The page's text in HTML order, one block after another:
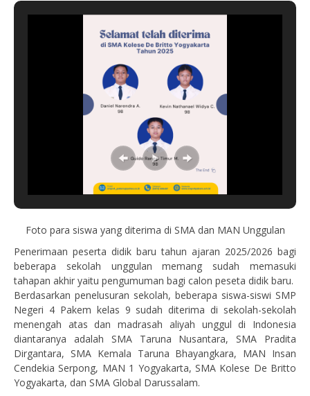
Foto para siswa yang diterima di SMA dan MAN Unggulan
Penerimaan peserta didik baru tahun ajaran 2025/2026 bagi
beberapa sekolah unggulan memang sudah memasuki
tahapan akhir yaitu pengumuman bagi calon peseta didik baru.
Berdasarkan penelusuran sekolah, beberapa siswa-siswi SMP
Negeri 4 Pakem kelas 9 sudah diterima di sekolah-sekolah
menengah atas dan madrasah aliyah unggul di Indonesia
diantaranya adalah SMA Taruna Nusantara, SMA Pradita
Dirgantara, SMA Kemala Taruna Bhayangkara, MAN Insan
Cendekia Serpong, MAN 1 Yogyakarta, SMA Kolese De Britto
Yogyakarta, dan SMA Global Darussalam.